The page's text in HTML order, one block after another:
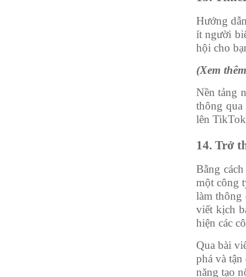
Hướng
ít người
hội cho
(Xem
Nền tảng
thông qua
lên
14. Trở
Bằng
một công
làm thông
viết kịch
hiện các
Qua bài
phá và
năng tạo